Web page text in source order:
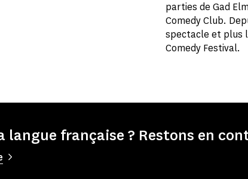
parties de Gad
Comedy Club.
spectacle et plus
Comedy Festival.
langue française ? Restons en